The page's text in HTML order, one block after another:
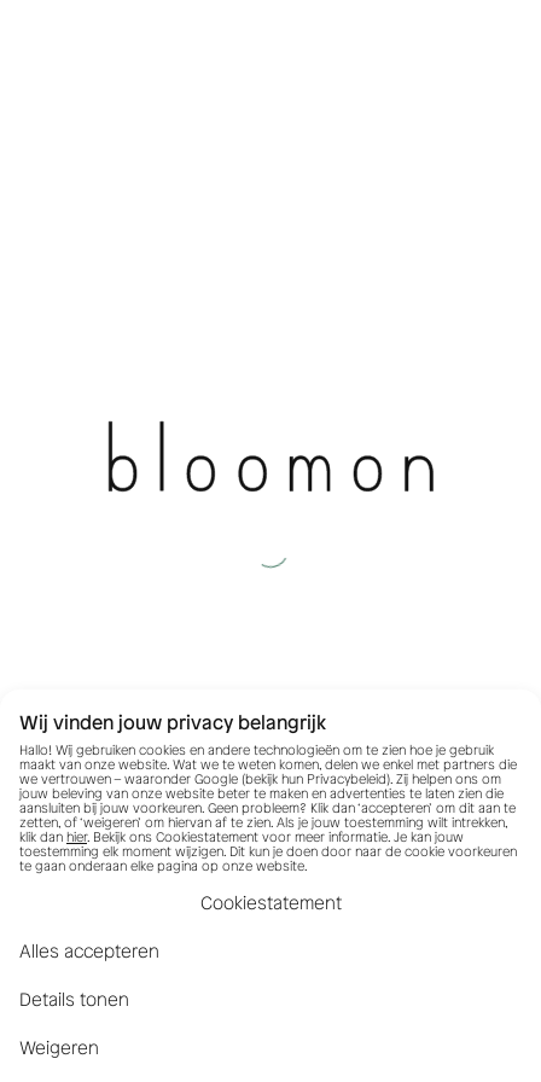
Wij vinden jouw privacy belangrijk
Hallo! Wij gebruiken cookies en andere technologieën om te zien hoe je gebruik
maakt van onze website. Wat we te weten komen, delen we enkel met partners die
we vertrouwen – waaronder Google (bekijk hun Privacybeleid). Zij helpen ons om
jouw beleving van onze website beter te maken en advertenties te laten zien die
aansluiten bij jouw voorkeuren. Geen probleem? Klik dan ‘accepteren’ om dit aan te
zetten, of ‘weigeren’ om hiervan af te zien. Als je jouw toestemming wilt intrekken,
klik dan hier. Bekijk ons Cookiestatement voor meer informatie. Je kan jouw
toestemming elk moment wijzigen. Dit kun je doen door naar de cookie voorkeuren
te gaan onderaan elke pagina op onze website.
Cookiestatement
Alles accepteren
Details tonen
Weigeren